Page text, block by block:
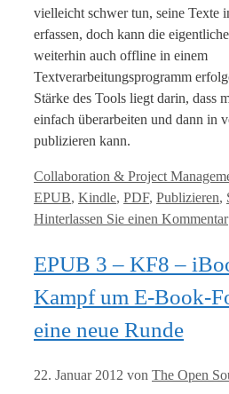
vielleicht schwer tun, seine Texte
erfassen, doch kann die
weiterhin auch offline in einem
Textverarbeitungsprogramm
Stärke des Tools liegt darin, dass
einfach überarbeiten und dann in
publizieren kann.
Kategorien
Collaboration & Project
EPUB, Kindle, PDF, Publizieren,
Hinterlassen Sie einen Kommentar
EPUB 3 – KF8 –
Kampf um E-Book-
eine neue Runde
22. Januar 2012 von The Open